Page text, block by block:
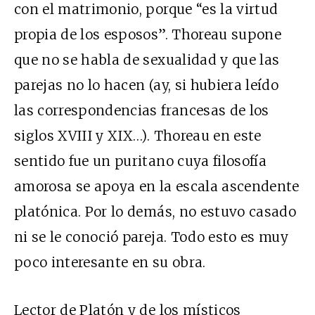
con el matrimonio, porque “es la virtud
propia de los esposos”. Thoreau supone
que no se habla de sexualidad y que las
parejas no lo hacen (ay, si hubiera leído
las correspondencias francesas de los
siglos XVIII y XIX…). Thoreau en este
sentido fue un puritano cuya filosofía
amorosa se apoya en la escala ascendente
platónica. Por lo demás, no estuvo casado
ni se le conoció pareja. Todo esto es muy
poco interesante en su obra.
Lector de Platón y de los místicos